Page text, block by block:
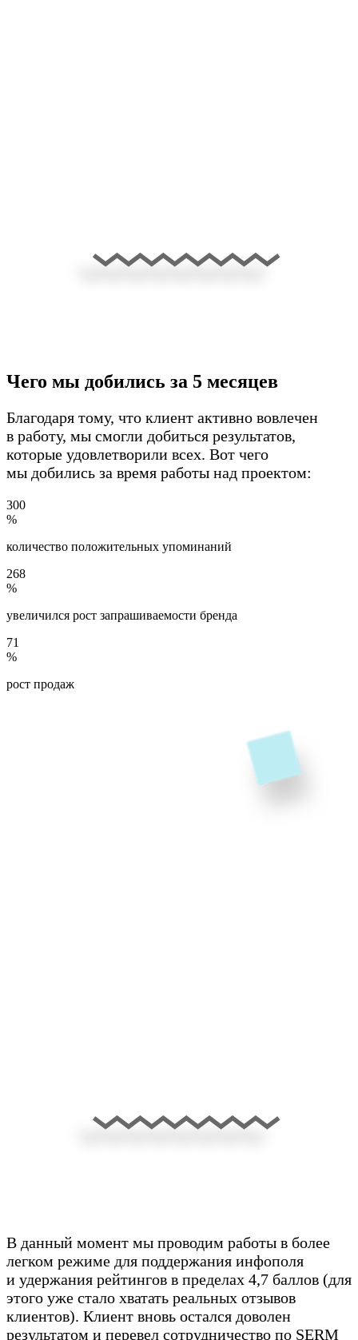
Чего мы добились за 5 месяцев
Благодаря тому, что клиент активно вовлечен
в работу, мы смогли добиться результатов,
которые удовлетворили всех. Вот чего
мы добились за время работы над проектом:
300
%
количество положительных упоминаний
268
%
увеличился рост запрашиваемости бренда
71
%
рост продаж
В данный момент мы проводим работы в более
легком режиме для поддержания инфополя
и удержания рейтингов в пределах 4,7 баллов (для
этого уже стало хватать реальных отзывов
клиентов). Клиент вновь остался доволен
результатом и перевел сотрудничество по SERM